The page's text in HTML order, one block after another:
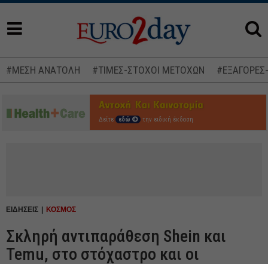
#ΜΕΣΗ ΑΝΑΤΟΛΗ #ΤΙΜΕΣ-ΣΤΟΧΟΙ ΜΕΤΟΧΩΝ
Δείτε εδώ την ειδική έκδοση
ΕΙΔΗΣΕΙΣ ΚΟΣΜΟΣ
Σκληρή αντιπαράθεση Shein και
Temu, στο στόχαστρο και οι